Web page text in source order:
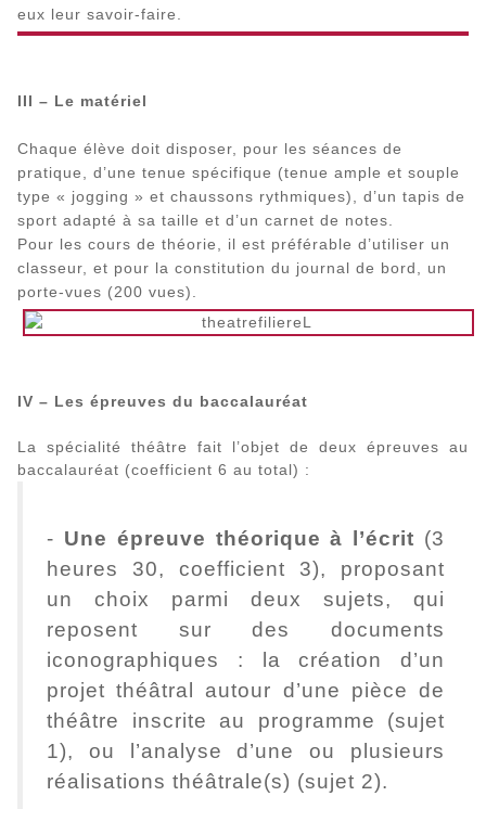
eux leur savoir-faire.
III – Le matériel
Chaque élève doit disposer, pour les séances de
pratique, d’une tenue spécifique (tenue ample et souple
type « jogging » et chaussons rythmiques), d’un tapis de
sport adapté à sa taille et d’un carnet de notes.
Pour les cours de théorie, il est préférable d’utiliser un
classeur, et pour la constitution du journal de bord, un
porte-vues (200 vues).
IV – Les épreuves du baccalauréat
La spécialité théâtre fait l’objet de deux épreuves au
baccalauréat (coefficient 6 au total) :
- Une épreuve théorique à l’écrit (3
heures 30, coefficient 3), proposant
un choix parmi deux sujets, qui
reposent sur des documents
iconographiques : la création d’un
projet théâtral autour d’une pièce de
théâtre inscrite au programme (sujet
1), ou l’analyse d’une ou plusieurs
réalisations théâtrale(s) (sujet 2).